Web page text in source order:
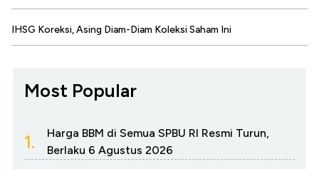
IHSG Koreksi, Asing Diam-Diam Koleksi Saham Ini
Most Popular
1.
Harga BBM di Semua SPBU RI Resmi Turun,
Berlaku 6 Agustus 2026